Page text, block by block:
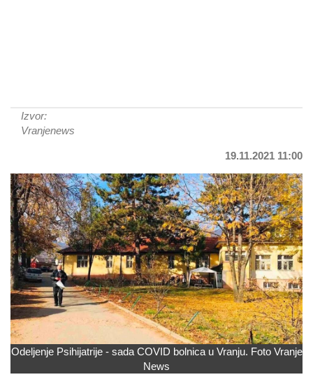
Izvor:
Vranjenews
19.11.2021 11:00
Odeljenje Psihijatrije - sada COVID bolnica u Vranju. Foto Vranje
News